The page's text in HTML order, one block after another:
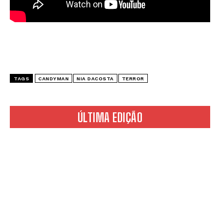
ÚLTIMA EDIÇÃO
TAGS CANDYMAN NIA DACOSTA TERROR